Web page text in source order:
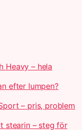
Heavy – hela
efter lumpen?
– pris, problem
stearin – steg för